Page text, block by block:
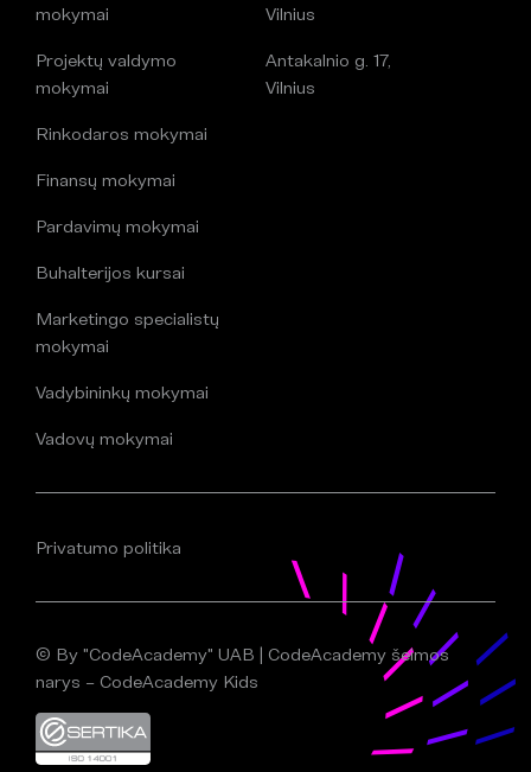
mokymai
Projektų valdymo
mokymai
Rinkodaros mokymai
Finansų mokymai
Pardavimų mokymai
Buhalterijos kursai
Marketingo specialistų
mokymai
Vadybininkų mokymai
Vadovų mokymai
Vilnius
Antakalnio g. 17,
Vilnius
Privatumo politika
© By "CodeAcademy" UAB | CodeAcademy šeimos
narys – CodeAcademy Kids